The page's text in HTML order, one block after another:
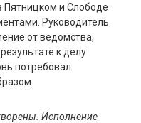
Пятницком и Слободе
Руководитель
от ведомства,
к делу
потребовал
Исполнение